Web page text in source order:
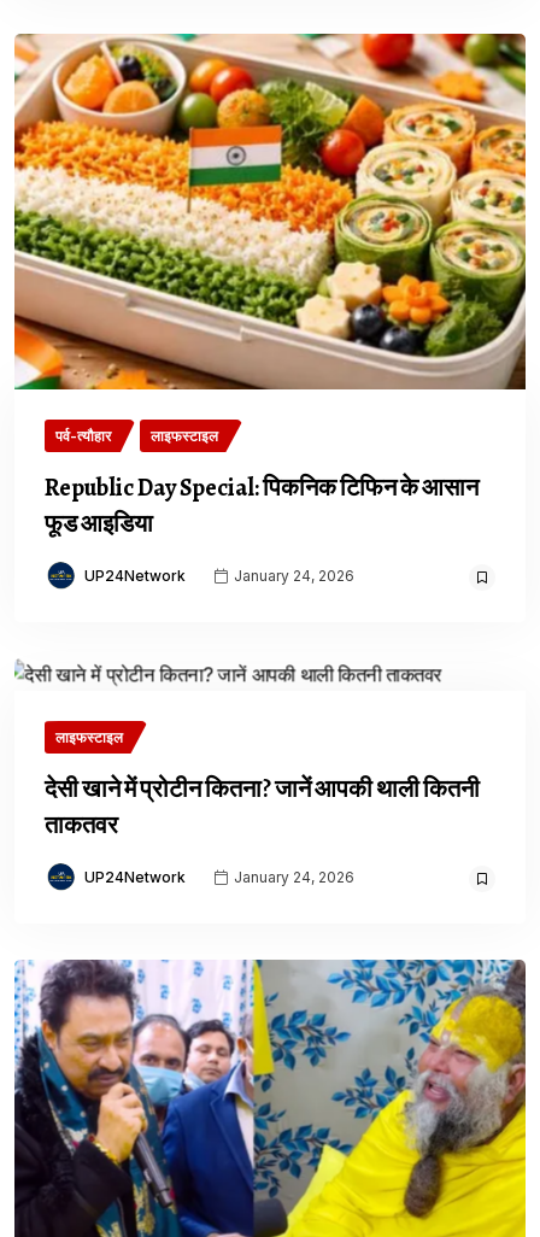
पर्व-त्यौहार लाइफस्टाइल
Republic Day Special: पिकनिक टिफिन के आसान
फूड आइडिया
UP24Network January 24, 2026
लाइफस्टाइल
देसी खाने में प्रोटीन कितना? जानें आपकी थाली कितनी
ताकतवर
UP24Network January 24, 2026